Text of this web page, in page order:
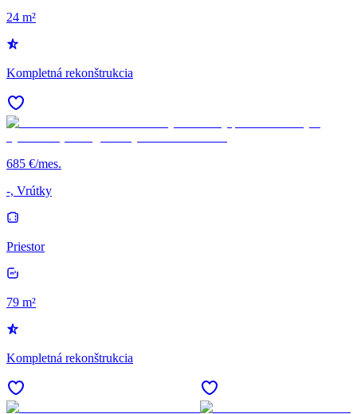
24 m²
Kompletná rekonštrukcia
685 €/mes.
-, Vrútky
Priestor
79 m²
Kompletná rekonštrukcia